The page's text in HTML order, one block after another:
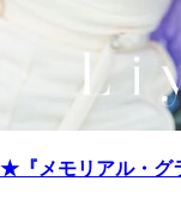
★『メモリアル・グ